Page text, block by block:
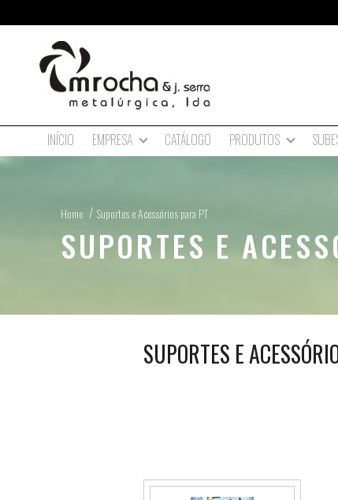
INÍCIO
CATÁLOGO
Home Suportes e Acessórios para PT
SUPORTES E
SUPORTES E